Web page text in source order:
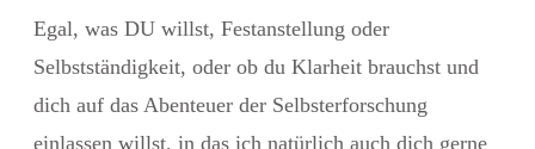
Egal, was DU willst, Festanstellung oder
Selbstständigkeit, oder ob du Klarheit brauchst und
dich auf das Abenteuer der Selbsterforschung
einlassen willst, in das ich natürlich auch dich gerne